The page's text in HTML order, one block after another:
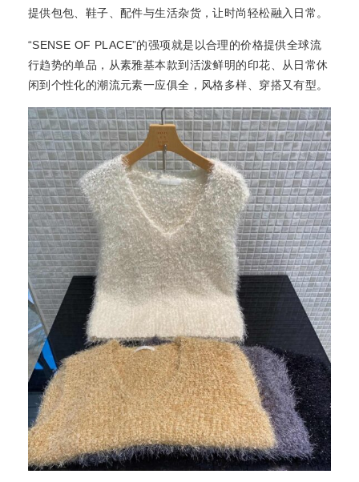
提供包包、鞋子、配件与生活杂货，让时尚轻松融入日常。
“SENSE OF PLACE”的强项就是以合理的价格提供全球流
行趋势的单品，从素雅基本款到活泼鲜明的印花、从日常休
闲到个性化的潮流元素一应俱全，风格多样、穿搭又有型。